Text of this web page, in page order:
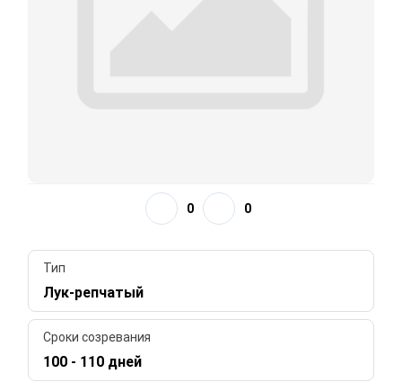
0 0
Тип
Лук-репчатый
Сроки созревания
100 - 110 дней